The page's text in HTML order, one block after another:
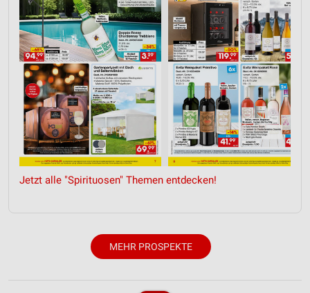
Jetzt alle "Spirituosen" Themen entdecken!
MEHR PROSPEKTE
Performance
Funktional
Werbung